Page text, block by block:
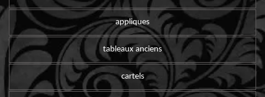
appliques
tableaux anciens
cartels